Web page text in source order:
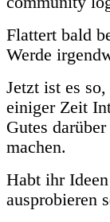
Flattert bald
Werde
Jetzt ist es
einiger Zeit
Gutes
machen.
Habt ihr
ausprobieren